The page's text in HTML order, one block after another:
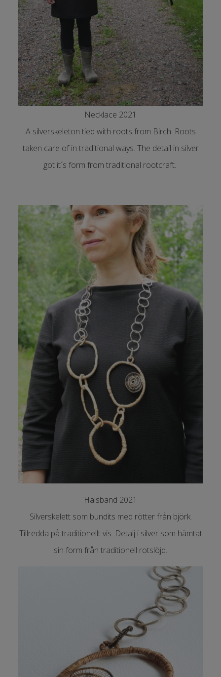
Necklace 2021
A silverskeleton tied with roots from Birch. Roots
taken care of in traditional ways. The detail in silver
got it´s form from traditional rootcraft.
Halsband 2021
Silverskelett som bundits med rötter från björk.
Tillredda på traditionellt vis. Detalj i silver som hämtat
sin form från traditionell rotslöjd.